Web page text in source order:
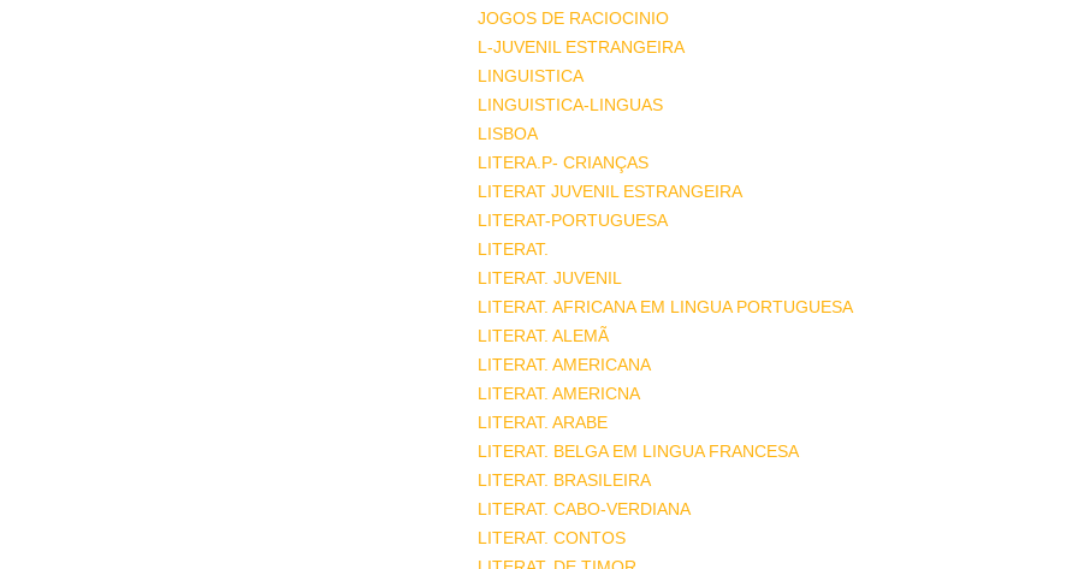
JOGOS DE RACIOCINIO
L-JUVENIL ESTRANGEIRA
LINGUISTICA
LINGUISTICA-LINGUAS
LISBOA
LITERA.P- CRIANÇAS
LITERAT JUVENIL ESTRANGEIRA
LITERAT-PORTUGUESA
LITERAT.
LITERAT. JUVENIL
LITERAT. AFRICANA EM LINGUA PORTUGUESA
LITERAT. ALEMÃ
LITERAT. AMERICANA
LITERAT. AMERICNA
LITERAT. ARABE
LITERAT. BELGA EM LINGUA FRANCESA
LITERAT. BRASILEIRA
LITERAT. CABO-VERDIANA
LITERAT. CONTOS